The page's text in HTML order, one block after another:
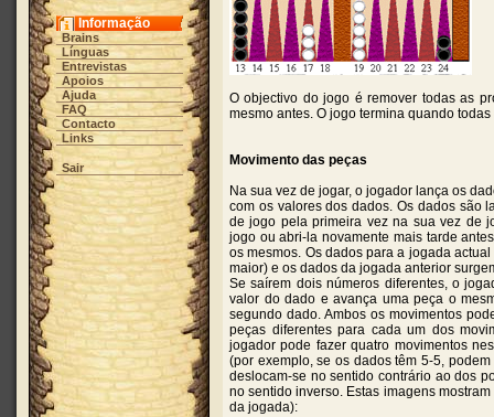
Informação
Brains
Línguas
Entrevistas
Apoios
Ajuda
FAQ
Contacto
Links
Sair
O objectivo do jogo é remover todas as
mesmo antes. O jogo termina quando
Movimento das peças
Na sua vez de jogar, o jogador lança os
com os valores dos dados. Os dados são
de jogo pela primeira vez na sua vez de
jogo ou abri-la novamente mais tarde
os mesmos. Os dados para a jogada
maior) e os dados da jogada anterior
Se saírem dois números diferentes, o
valor do dado e avança uma peça o
segundo dado. Ambos os movimentos
peças diferentes para cada um dos
jogador pode fazer quatro movimentos
(por exemplo, se os dados têm 5-5,
deslocam-se no sentido contrário ao dos
no sentido inverso. Estas imagens
da jogada):